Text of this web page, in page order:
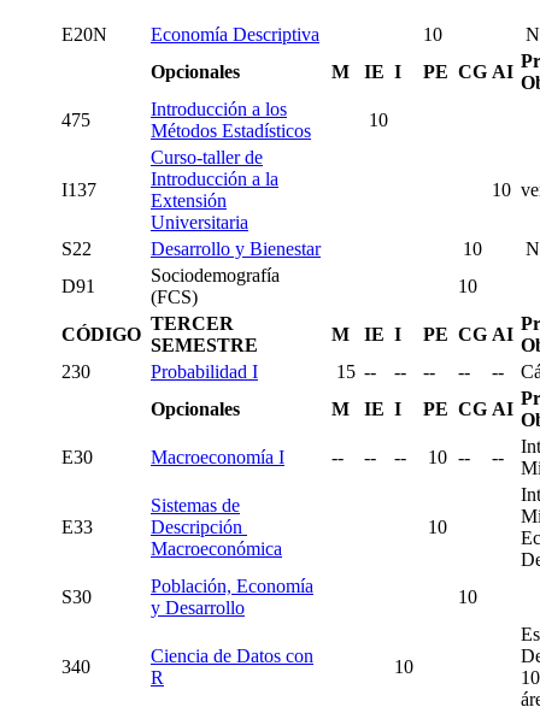
E20N Economía Descriptiva 10
Opcionales
M IE I PE CG AI
475
Introducción a los
Métodos Estadísticos
10
I137
Curso-taller de
Introducción a la
Extensión
Universitaria
10
S22 Desarrollo y Bienestar 10
D91
Sociodemografía
(FCS)
10
CÓDIGO
TERCER
SEMESTRE
M IE I PE CG AI
230
Probabilidad I 15 -- -- -- -- --
Opcionales
M IE I PE CG AI
E30
Macroeconomía I -- -- -- 10 -- --
E33
Sistemas de
Descripción
Macroeconómica
10
S30
Población, Economía
y Desarrollo
10
340
Ciencia de Datos con
R
10